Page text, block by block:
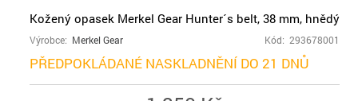
Kožený opasek Merkel Gear Hunter´s belt, 38 mm, hnědý
Výrobce: Merkel Gear Kód: 293678001
PŘEDPOKLÁDANÉ NASKLADNĚNÍ DO 21 DNŮ